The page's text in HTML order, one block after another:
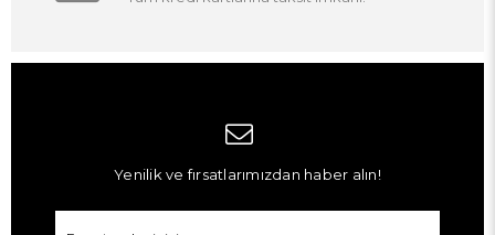
Yenilik ve fırsatlarımızdan haber alın!